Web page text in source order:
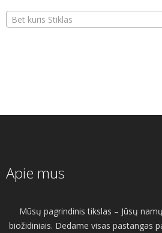
Bet kuris Stiklas
Apie mus
Mūsų pagrindinis tikslas – Jūsų
biožidiniais. Dedame visas pastangas